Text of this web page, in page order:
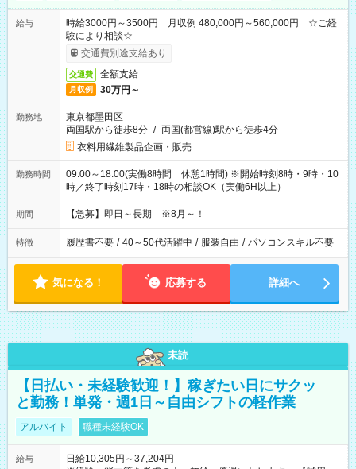
給与
時給3000円～3500円 月収例 480,000円～560,000円 ☆ご経
験により相談☆
交通費別途支給あり
交通費 全額支給
月収例 30万円～
勤務地
東京都墨田区
両国駅から徒歩8分 / 両国(都営線)駅から徒歩4分
衣料用繊維製品企画・販売
勤務時間
09:00～18:00(実働8時間 休憩1時間) ※開始時刻8時・9時・10
時／終了時刻17時・18時の相談OK（実働6H以上）
期間 【急募】即日～長期 ※8月～！
特徴 履歴書不要 / 40～50代活躍中 / 服装自由 / パソコンスキル不要
気になる！ 応募する 詳細へ
未読
【日払い・未経験歓迎！】稼ぎたい日にサクッ
と勤務！単発・週1日～自由シフトの軽作業
アルバイト 職種未経験OK
給与
日給10,305円～37,204円